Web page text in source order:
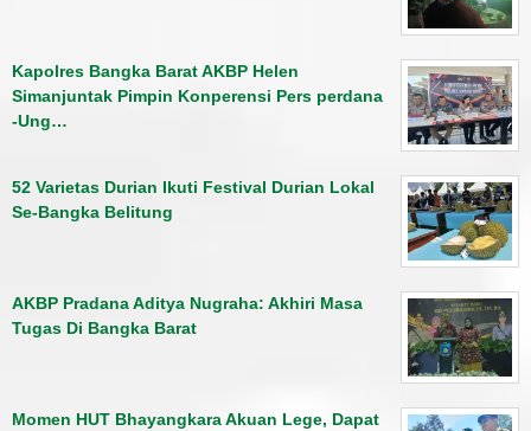
Kapolres Bangka Barat AKBP Helen
Simanjuntak Pimpin Konperensi Pers perdana
-Ung…
52 Varietas Durian Ikuti Festival Durian Lokal
Se-Bangka Belitung
AKBP Pradana Aditya Nugraha: Akhiri Masa
Tugas Di Bangka Barat
Momen HUT Bhayangkara Akuan Lege, Dapat